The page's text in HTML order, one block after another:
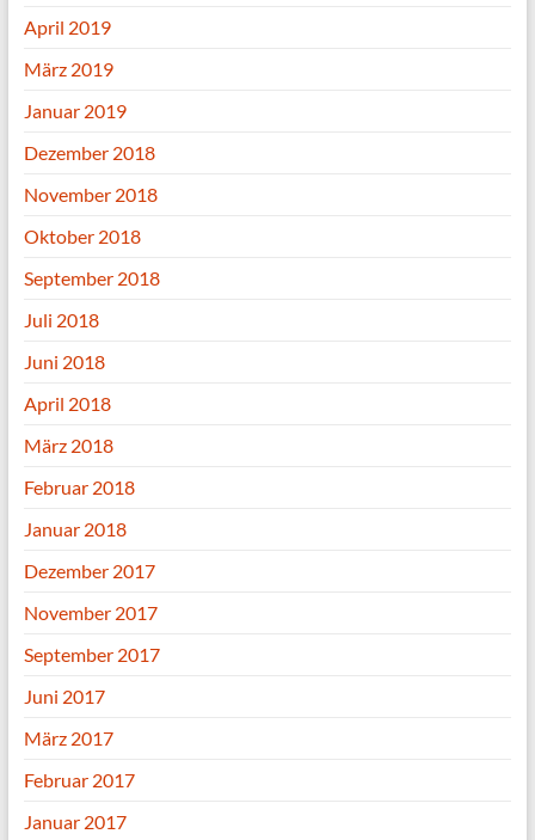
April 2019
März 2019
Januar 2019
Dezember 2018
November 2018
Oktober 2018
September 2018
Juli 2018
Juni 2018
April 2018
März 2018
Februar 2018
Januar 2018
Dezember 2017
November 2017
September 2017
Juni 2017
März 2017
Februar 2017
Januar 2017